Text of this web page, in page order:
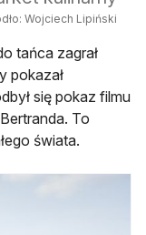
Wojciech Lipiński
tańca zagrał
pokazał
się pokaz filmu
To
świata.